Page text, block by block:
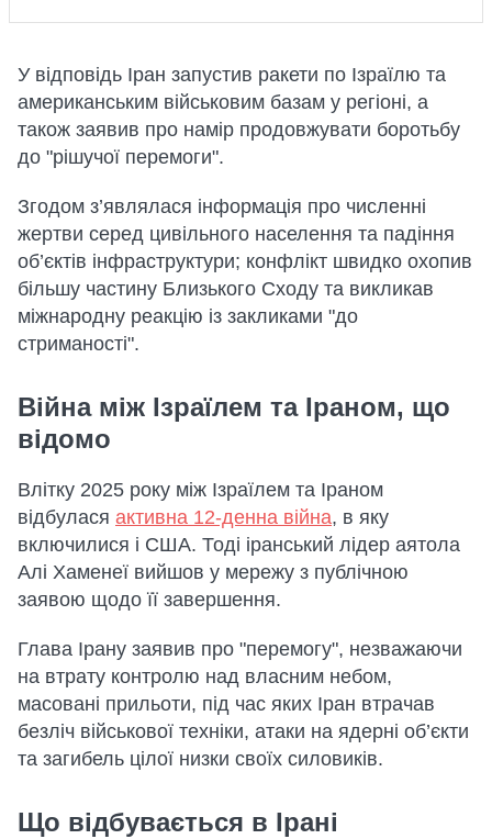
У відповідь Іран запустив ракети по Ізраїлю та
американським військовим базам у регіоні, а
також заявив про намір продовжувати боротьбу
до "рішучої перемоги".
Згодом з’являлася інформація про численні
жертви серед цивільного населення та падіння
об’єктів інфраструктури; конфлікт швидко охопив
більшу частину Близького Сходу та викликав
міжнародну реакцію із закликами "до
стриманості".
Війна між Ізраїлем та Іраном, що
відомо
Влітку 2025 року між Ізраїлем та Іраном
відбулася активна 12-денна війна, в яку
включилися і США. Тоді іранський лідер аятола
Алі Хаменеї вийшов у мережу з публічною
заявою щодо її завершення.
Глава Ірану заявив про "перемогу", незважаючи
на втрату контролю над власним небом,
масовані прильоти, під час яких Іран втрачав
безліч військової техніки, атаки на ядерні об’єкти
та загибель цілої низки своїх силовиків.
Що відбувається в Ірані